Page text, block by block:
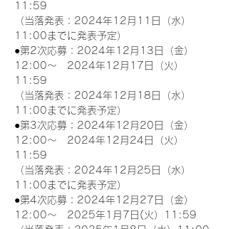
11:59
（当落発表：2024年12月11日（水）
11:00までに発表予定）
●第2次応募：2024年12月13日（金）
12:00～　2024年12月17日（火）
11:59
（当落発表：2024年12月18日（水）
11:00までに発表予定）
●第3次応募：2024年12月20日（金）
12:00～　2024年12月24日（火）
11:59
（当落発表：2024年12月25日（水）
11:00までに発表予定）
●第4次応募：2024年12月27日（金）
12:00～　2025年1月7日(火）11:59